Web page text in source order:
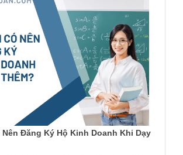
Nên Đăng Ký Hộ Kinh Doanh Khi Dạy